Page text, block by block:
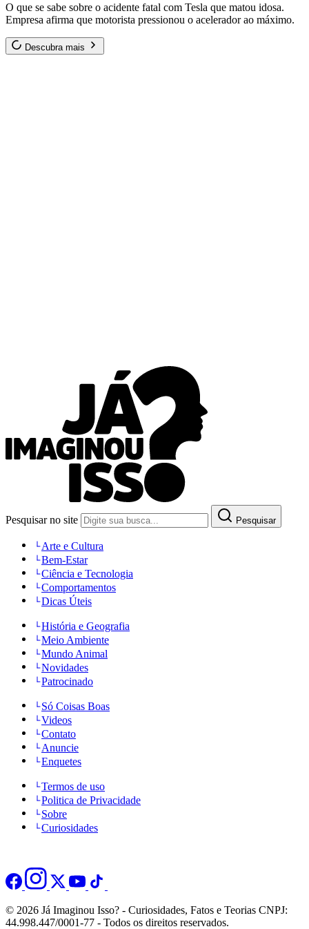
O que se sabe sobre o acidente fatal com Tesla que matou idosa.
Empresa afirma que motorista pressionou o acelerador ao máximo.
Descubra mais
Pesquisar no site Pesquisar
Arte e Cultura
Bem-Estar
Ciência e Tecnologia
Comportamentos
Dicas Úteis
História e Geografia
Meio Ambiente
Mundo Animal
Novidades
Patrocinado
Só Coisas Boas
Videos
Contato
Anuncie
Enquetes
Termos de uso
Politica de Privacidade
Sobre
Curiosidades
© 2026 Já Imaginou Isso? - Curiosidades, Fatos e Teorias CNPJ:
44.998.447/0001-77 - Todos os direitos reservados.